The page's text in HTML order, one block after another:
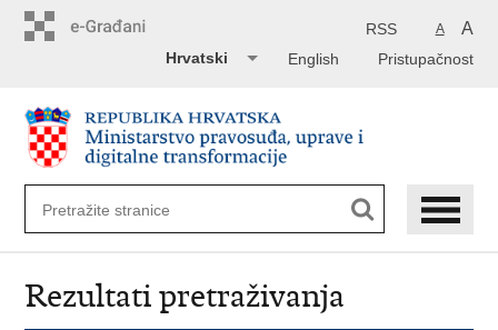
A A
RSS
Pristupačnost
English
Hrvatski
Rezultati pretraživanja